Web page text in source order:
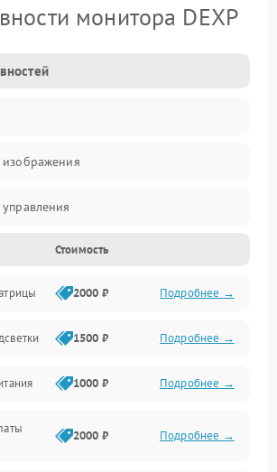
монитора DEXP
изображения
интерфейсовСтоимость
2000 ₽ Подробнее →
1500 ₽ Подробнее →
1000 ₽ Подробнее →
2000 ₽ Подробнее →